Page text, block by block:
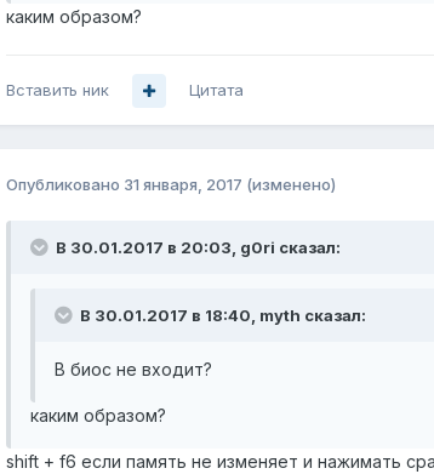
каким образом?
Вставить ник Цитата
Опубликовано 31 января, 2017 (изменено)
В 30.01.2017 в 20:03, g0ri сказал:
В 30.01.2017 в 18:40, myth сказал:
В биос не входит?
каким образом?
shift + f6 если память не изменяет и нажимать